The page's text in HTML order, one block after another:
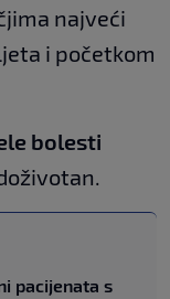
najveći
i početkom
bolesti
pacijenata s